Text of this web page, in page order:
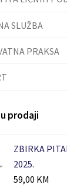
SLUŽBA
PRAKSA
prodaji
ZBIRKA
2025.
59,00 KM